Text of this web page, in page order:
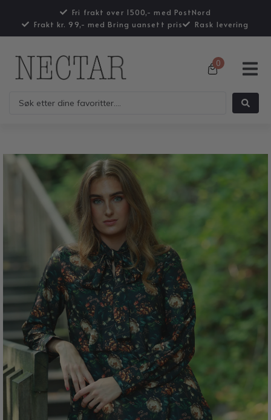
Fri frakt over 1500,- med PostNord
Frakt kr. 99,- med Bring uansett pris
Rask levering
0